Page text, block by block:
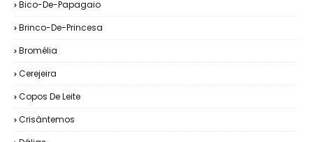
Bico-De-Papagaio
Brinco-De-Princesa
Bromélia
Cerejeira
Copos De Leite
Crisântemos